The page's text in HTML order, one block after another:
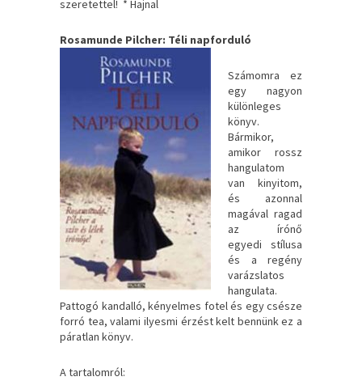
szeretettel! * Hajnal
Rosamunde Pilcher: Téli napforduló
Számomra ez
egy nagyon
különleges
könyv.
Bármikor,
amikor rossz
hangulatom
van kinyitom,
és azonnal
magával ragad
az írónő
egyedi stílusa
és a regény
varázslatos
hangulata.
Pattogó kandalló, kényelmes fotel és egy csésze
forró tea, valami ilyesmi érzést kelt bennünk ez a
páratlan könyv.
A tartalomról: